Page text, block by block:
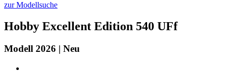
zur Modellsuche
Hobby Excellent Edition 540 UFf
Modell 2026 | Neu